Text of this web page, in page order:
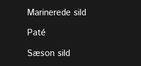
Marinerede sild
Paté
Sæson sild